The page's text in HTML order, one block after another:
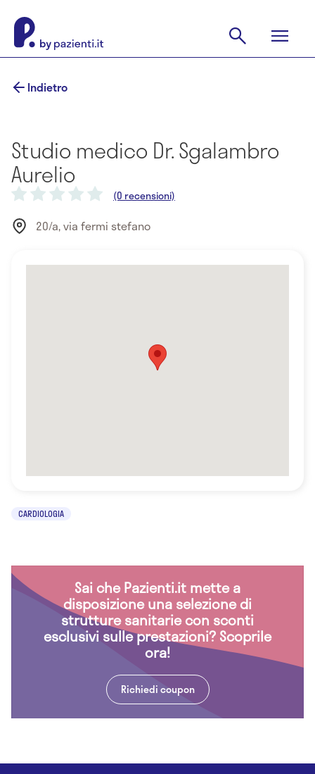
Indietro
Studio medico Dr. Sgalambro
Aurelio
(0 recensioni)
20/a, via fermi stefano
CARDIOLOGIA
Sai che Pazienti.it mette a
disposizione una selezione di
strutture sanitarie con sconti
esclusivi sulle prestazioni? Scoprile
ora!
Richiedi coupon